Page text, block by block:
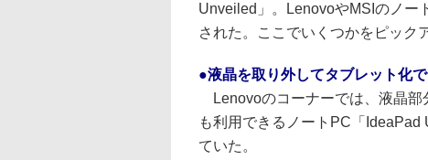
Unveiled」。LenovoやMSIのノー
された。ここでいくつかをピック
●液晶を取り外してタブレット化
Lenovoのコーナーでは、液晶部
も利用できるノートPC「
ていた。